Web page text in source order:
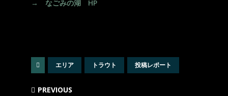
→ なごみの湖 HP
エリア トラウト 投稿レポート
PREVIOUS